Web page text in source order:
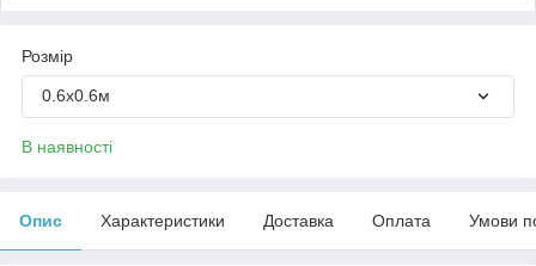
Розмір
0.6х0.6м
В наявності
Опис Характеристики Доставка Оплата Умови